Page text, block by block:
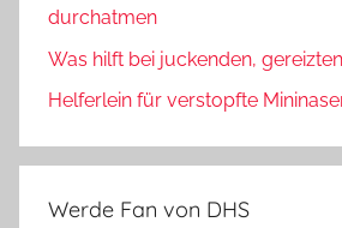
durchatmen
Was hilft bei juckenden,
Helferlein für verstopfte
Werde Fan von DHS